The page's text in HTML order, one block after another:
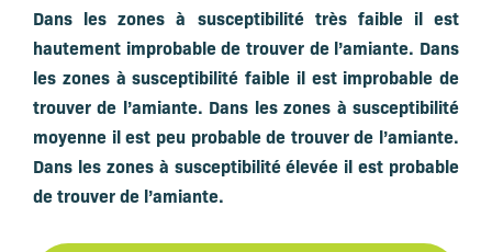
Dans les zones à susceptibilité très faible il est
hautement improbable de trouver de l’amiante. Dans
les zones à susceptibilité faible il est improbable de
trouver de l’amiante. Dans les zones à susceptibilité
moyenne il est peu probable de trouver de l’amiante.
Dans les zones à susceptibilité élevée il est probable
de trouver de l’amiante.